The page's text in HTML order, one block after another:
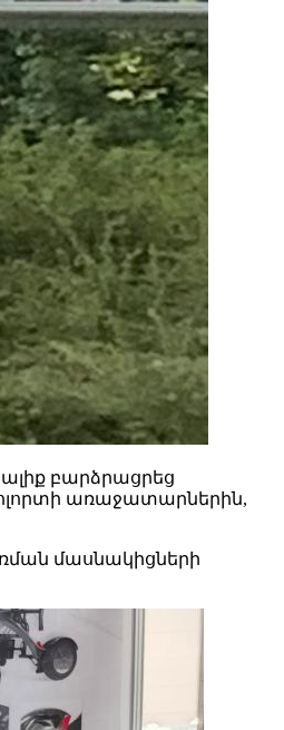
ալիք բարձրացրեց
ոլորտի առաջատարներին,
մասնակիցների